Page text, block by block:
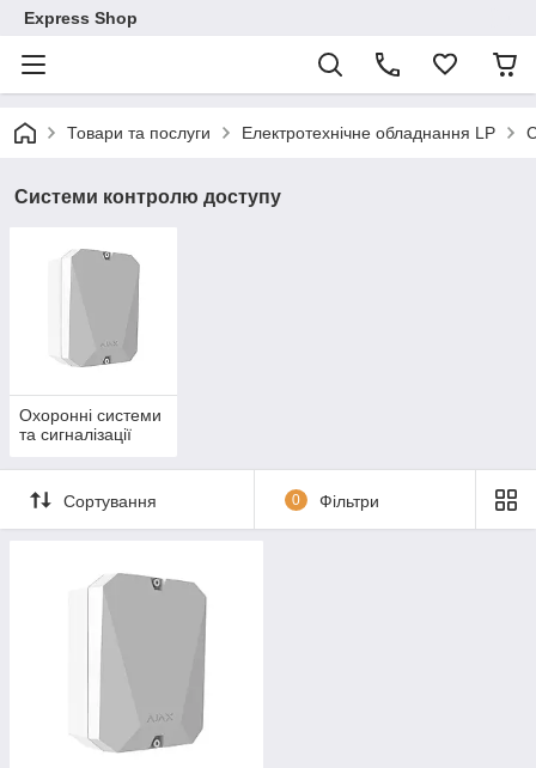
Express Shop
Товари та послуги Електротехнічне обладнання LP
Системи контролю доступу
Охоронні системи
та сигналізації
Сортування 0 Фільтри